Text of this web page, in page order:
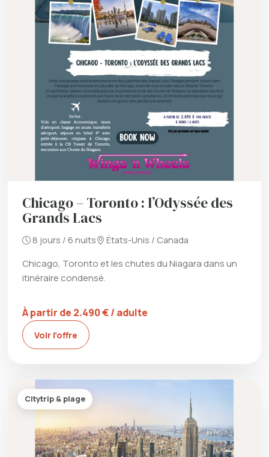
Chicago – Toronto : l’Odyssée des
Grands Lacs
8 jours / 6 nuits États-Unis / Canada
Chicago, Toronto et les chutes du Niagara dans un
itinéraire condensé.
À partir de 2.490 € / adulte
Voir l’offre
Citytrip & plage